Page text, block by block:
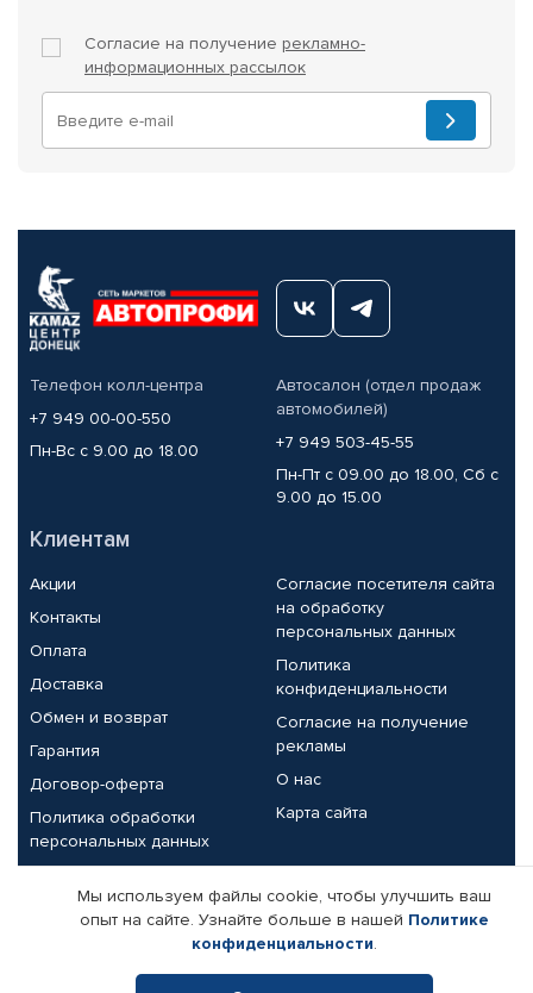
Согласие на получение рекламно-
информационных рассылок
Телефон колл-центра
+7 949 00-00-550
Пн-Вс с 9.00 до 18.00
Автосалон (отдел продаж
автомобилей)
+7 949 503-45-55
Пн-Пт с 09.00 до 18.00, Сб с
9.00 до 15.00
Клиентам
Акции
Контакты
Оплата
Доставка
Обмен и возврат
Гарантия
Договор-оферта
Политика обработки
персональных данных
Согласие посетителя сайта
на обработку
персональных данных
Политика
конфиденциальности
Согласие на получение
рекламы
О нас
Карта сайта
Партнерам
Корпоративным клиентам
Поставщикам
Реквизиты компании
Мы используем файлы cookie, чтобы улучшить ваш
опыт на сайте. Узнайте больше в нашей Политике
конфиденциальности.